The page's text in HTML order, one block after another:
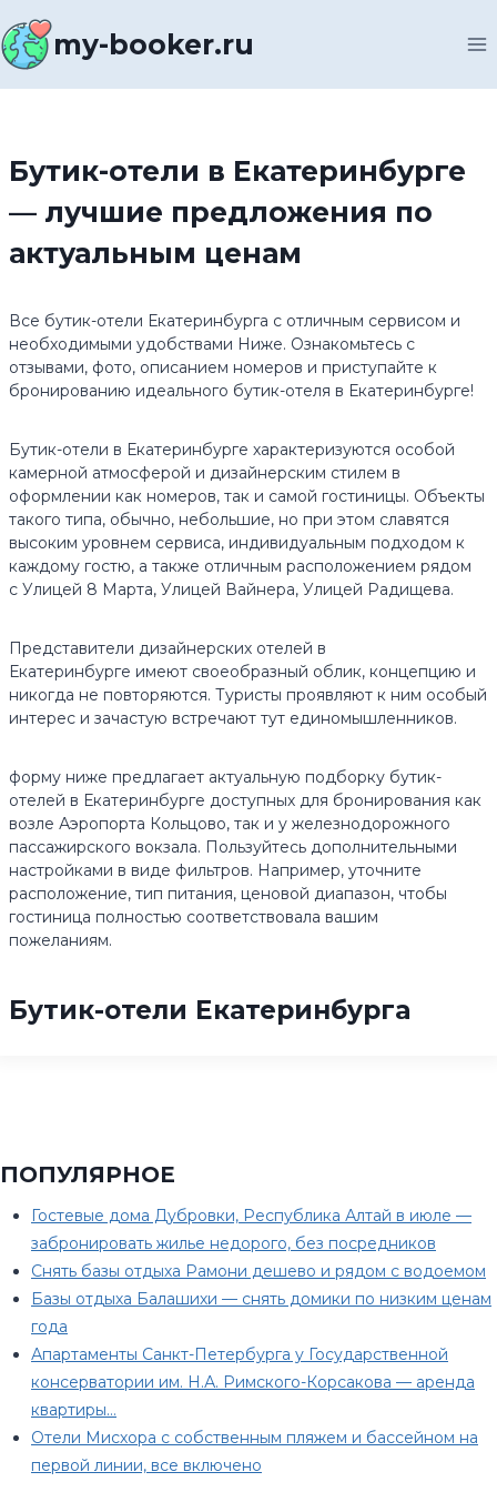
к
содержимомуmy-booker.ru
Бутик-отели в Екатеринбурге
— лучшие предложения по
актуальным ценам
Все бутик-отели Екатеринбурга с отличным сервисом и
необходимыми удобствами Ниже. Ознакомьтесь с
отзывами, фото, описанием номеров и приступайте к
бронированию идеального бутик-отеля в Екатеринбурге!
Бутик-отели в Екатеринбурге характеризуются особой
камерной атмосферой и дизайнерским стилем в
оформлении как номеров, так и самой гостиницы. Объекты
такого типа, обычно, небольшие, но при этом славятся
высоким уровнем сервиса, индивидуальным подходом к
каждому гостю, а также отличным расположением рядом
с Улицей 8 Марта, Улицей Вайнера, Улицей Радищева.
Представители дизайнерских отелей в
Екатеринбурге имеют своеобразный облик, концепцию и
никогда не повторяются. Туристы проявляют к ним особый
интерес и зачастую встречают тут единомышленников.
форму ниже предлагает актуальную подборку бутик-
отелей в Екатеринбурге доступных для бронирования как
возле Аэропорта Кольцово, так и у железнодорожного
пассажирского вокзала. Пользуйтесь дополнительными
настройками в виде фильтров. Например, уточните
расположение, тип питания, ценовой диапазон, чтобы
гостиница полностью соответствовала вашим
пожеланиям.
Бутик-отели Екатеринбурга
ПОПУЛЯРНОЕ
Гостевые дома Дубровки, Республика Алтай в июле —
забронировать жилье недорого, без посредников
Снять базы отдыха Рамони дешево и рядом с водоемом
Базы отдыха Балашихи — снять домики по низким ценам
года
Апартаменты Санкт-Петербурга у Государственной
консерватории им. Н.А. Римского-Корсакова — аренда
квартиры…
Отели Мисхора с собственным пляжем и бассейном на
первой линии, все включено